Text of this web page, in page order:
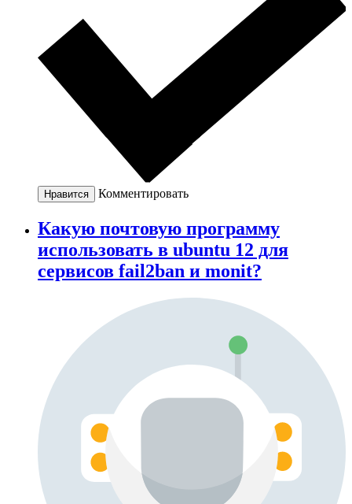
Нравится Комментировать
Какую почтовую программу
использовать в ubuntu 12 для
сервисов fail2ban и monit?